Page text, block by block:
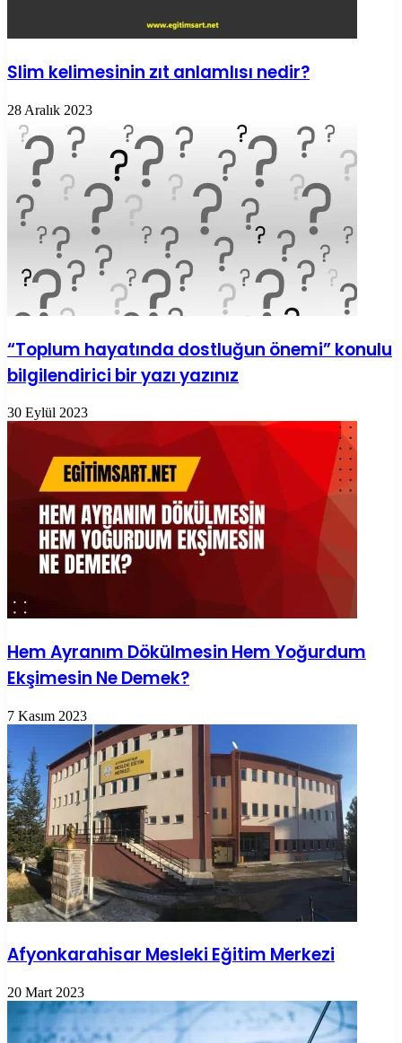
Slim kelimesinin zıt anlamlısı nedir?
28 Aralık 2023
“Toplum hayatında dostluğun önemi” konulu
bilgilendirici bir yazı yazınız
30 Eylül 2023
Hem Ayranım Dökülmesin Hem Yoğurdum
Ekşimesin Ne Demek?
7 Kasım 2023
Afyonkarahisar Mesleki Eğitim Merkezi
20 Mart 2023